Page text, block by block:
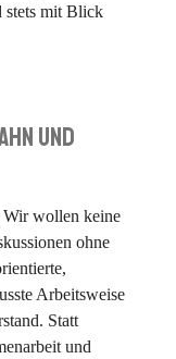
stets mit Blick
und
Wir wollen keine
ohne
Arbeitsweise
Statt
und